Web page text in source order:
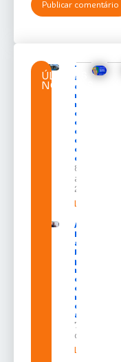
ÚLTIMAS
NOTÍCIAS
TRE-AP
suspende
expediente
na sede e
nos
cartórios
eleitorais
de todo o
estado nos
dias 10 e 11
de agosto
8 de
agosto de
2026
Leia mais »
Acácio
Favacho
apresenta
balanço
parcial do
mandato
com mais
de R$ 668
milhões
destinados
ao Amapá
7 de agosto
de 2026
Leia mais »